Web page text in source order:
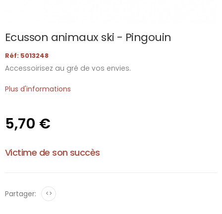
Ecusson animaux ski - Pingouin
Réf: 5013248
Accessoirisez au gré de vos envies.
Plus d'informations
5,70 €
Victime de son succès
Partager: <>